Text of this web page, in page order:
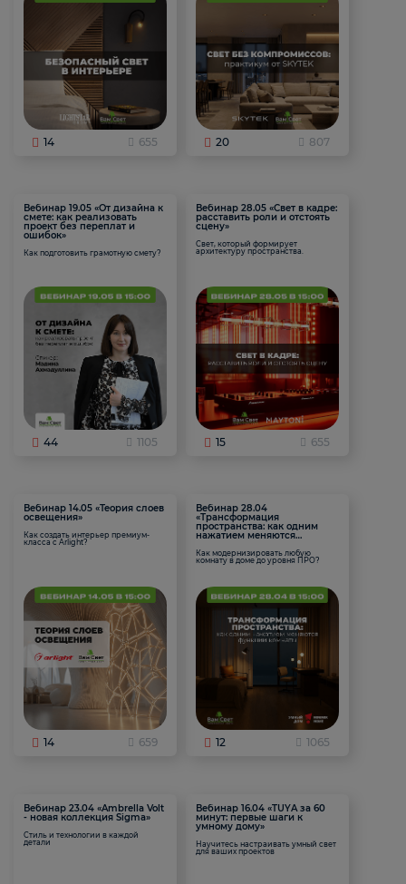
14 655 20 807
Вебинар 19.05 «От дизайна к
смете: как реализовать
проект без переплат и
ошибок»
Как подготовить грамотную смету?
44 1105
Вебинар 28.05 «Свет в кадре:
расставить роли и отстоять
сцену»
Свет, который формирует
архитектуру пространства.
15 655
Вебинар 14.05 «Теория слоев
освещения»
Как создать интерьер премиум-
класса с Arlight?
14 659
Вебинар 28.04
«Трансформация
пространства: как одним
нажатием меняются
Как модернизировать любую
комнату в доме до уровня ПРО?
12 1065
Вебинар 23.04 «Ambrella Volt
- новая коллекция Sigma»
Стиль и технологии в каждой
детали
Вебинар 16.04 «TUYA за 60
минут: первые шаги к
умному дому»
Научитесь настраивать умный свет
для ваших проектов